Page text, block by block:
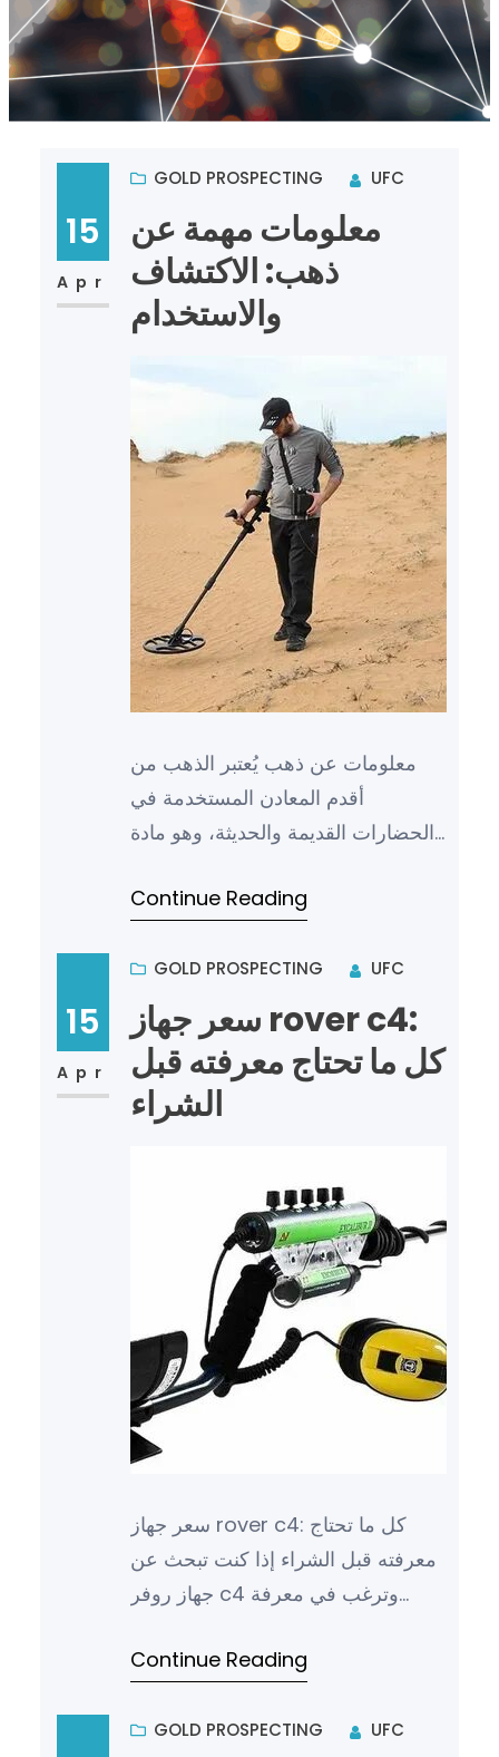
15
Apr
GOLD PROSPECTING UFC
معلومات مهمة عن
ذهب: الاكتشاف
والاستخدام
معلومات عن ذهب يُعتبر الذهب من
أقدم المعادن المستخدمة في
الحضارات القديمة والحديثة، وهو مادة
Continue Reading
15
Apr
GOLD PROSPECTING UFC
سعر جهاز rover c4:
كل ما تحتاج معرفته قبل
الشراء
سعر جهاز rover c4: كل ما تحتاج
معرفته قبل الشراء إذا كنت تبحث عن
جهاز روفر c4 وترغب في معرفة
Continue Reading
GOLD PROSPECTING UFC